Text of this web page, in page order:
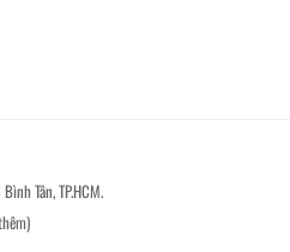
Tân, TP.HCM.